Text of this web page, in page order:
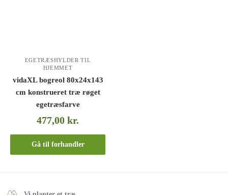
EGETRÆSHYLDER TIL
HJEMMET
vidaXL bogreol 80x24x143
cm konstrueret træ røget
egetræsfarve
477,00kr.
Gå til forhandler